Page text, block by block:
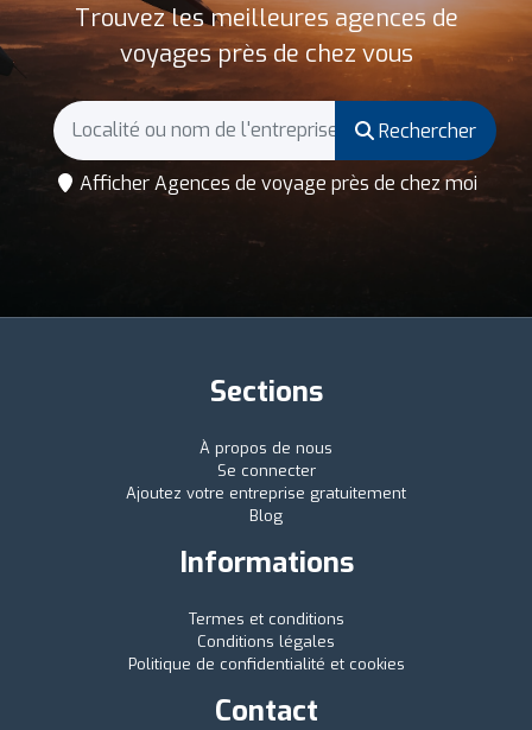
Trouvez les meilleures agences de
voyages près de chez vous
Rechercher
Afficher Agences de voyage près de chez moi
Sections
À propos de nous
Se connecter
Ajoutez votre entreprise gratuitement
Blog
Informations
Termes et conditions
Conditions légales
Politique de confidentialité et cookies
Contact